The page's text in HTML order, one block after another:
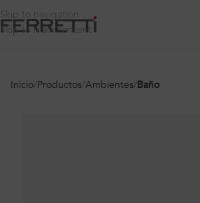
Skip to navigation
Skip to main content
Inicio Productos Ambientes Baño